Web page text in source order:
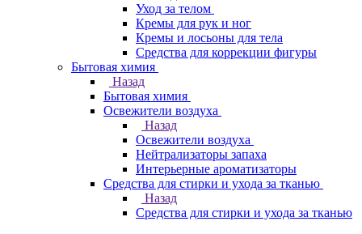
Уход за телом
Кремы для рук и ног
Кремы и лосьоны для тела
Средства для коррекции фигуры
Бытовая химия
Назад
Бытовая химия
Освежители воздуха
Назад
Освежители воздуха
Нейтрализаторы запаха
Интерьерные ароматизаторы
Средства для стирки и ухода за тканью
Назад
Средства для стирки и ухода за тканью